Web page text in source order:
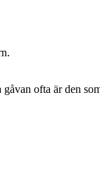
ofta är den